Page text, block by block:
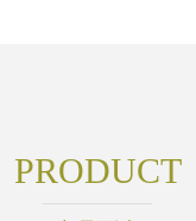
PRODUCT